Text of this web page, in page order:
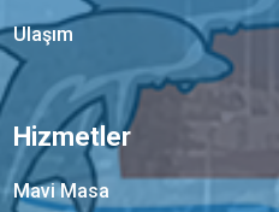
Ulaşım
Hizmetler
Mavi Masa